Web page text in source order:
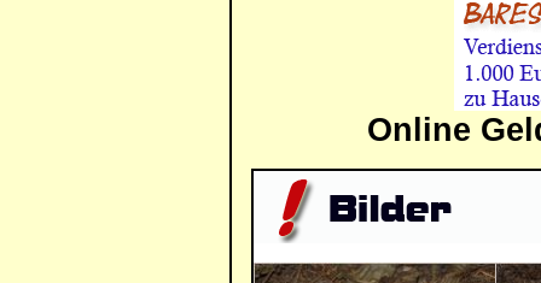
Online